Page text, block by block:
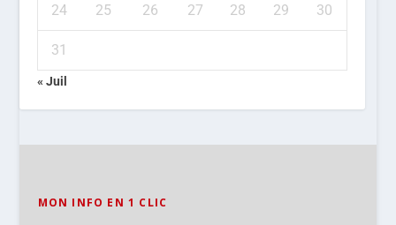
24 25 26 27 28 29 30
31
« Juil
MON INFO EN 1 CLIC